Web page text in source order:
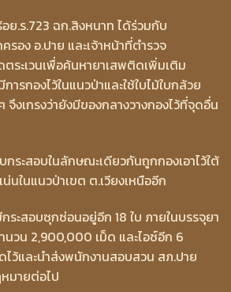
ย.ร.723 ฉก.สิงหนาท ได้ร่วมกับ
อง อ.ปาย และเจ้าหน้าที่ตำรวจ
ระเวนเพื่อค้นหายาเสพติดเพิ่มเติม
รกองไว้ในแนวป่าและใช้ใบไม้ใบกล้วย
จึงเกรงว่ายังมีของกลางวางกองไว้ที่จุดอื่น
กระสอบในลักษณะเดียวกันถูกกองเอาไว้ใต้
ในแนวป่าเขต ต.เวียงเหนืออีก
ระสอบซุกซ่อนอยู่อีก 18 ใบ ภายในบรรจุยา
นวน 2,900,000 เม็ด และไอซ์อีก 6
ไว้และนำส่งพนักงานสอบสวน สภ.ปาย
มายต่อไป